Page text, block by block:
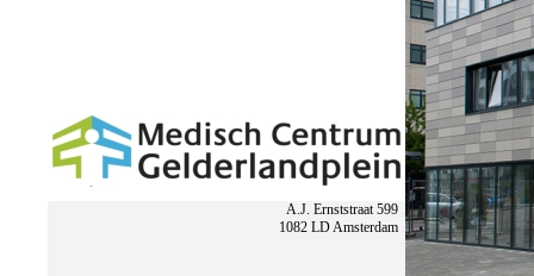
A.J. Ernststraat 599
1082 LD Amsterdam